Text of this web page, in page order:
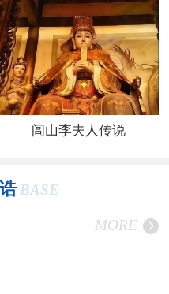
闾山李夫人传说
BASE
MORE